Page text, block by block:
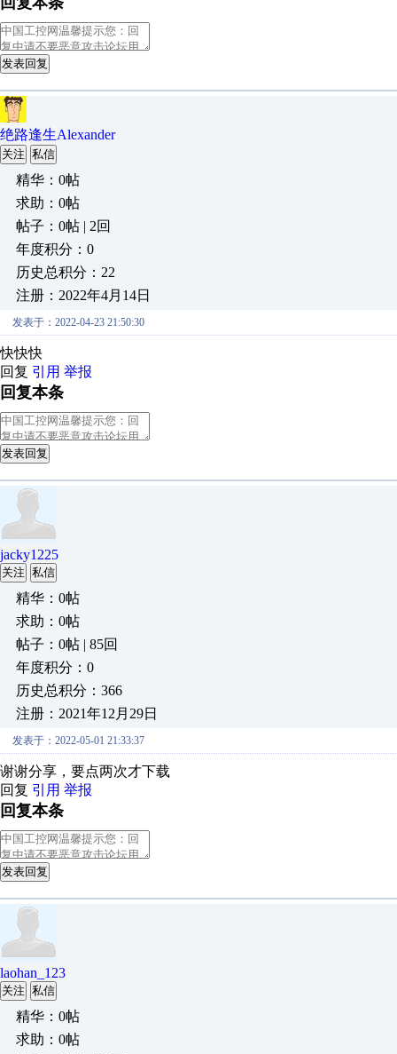
发表回复
绝路逢生Alexander
关注 私信
精华：0帖
求助：0帖
帖子：0帖 | 2回
年度积分：0
历史总积分：22
注册：2022年4月14日
发表于：2022-04-23 21:50:30
快快快
回复 引用 举报
回复本条
发表回复
jacky1225
关注 私信
精华：0帖
求助：0帖
帖子：0帖 | 85回
年度积分：0
历史总积分：366
注册：2021年12月29日
发表于：2022-05-01 21:33:37
谢谢分享，要点两次才下载
回复 引用 举报
回复本条
发表回复
laohan_123
关注 私信
精华：0帖
求助：0帖